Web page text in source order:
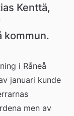
Kenttä,
kommun.
i Råneå
januari kunde
men av